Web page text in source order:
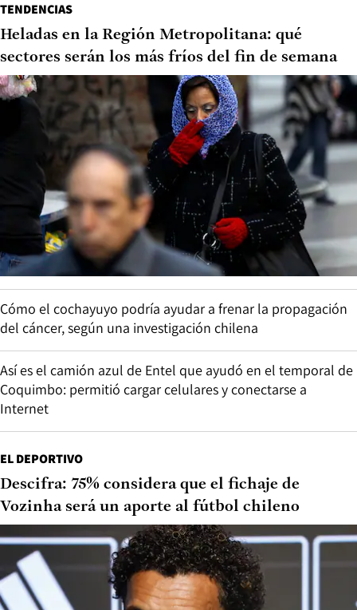
TENDENCIAS
Heladas en la Región Metropolitana: qué
sectores serán los más fríos del fin de semana
Cómo el cochayuyo podría ayudar a frenar la propagación
del cáncer, según una investigación chilena
Así es el camión azul de Entel que ayudó en el temporal de
Coquimbo: permitió cargar celulares y conectarse a
Internet
EL DEPORTIVO
Descifra: 75% considera que el fichaje de
Vozinha será un aporte al fútbol chileno